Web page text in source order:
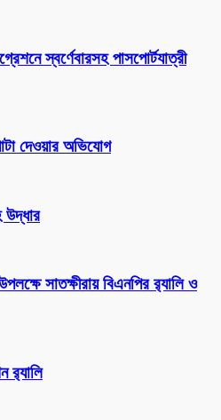
স্বর্ণেবারসহ পাসপোর্টযাত্রী
দেওয়ার অভিযোগ
উদ্ধার
সাতক্ষীরায় বিএনপির র‌্যালি ও
র‌্যালি